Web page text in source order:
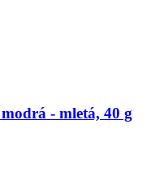
-​ mletá, 40 g